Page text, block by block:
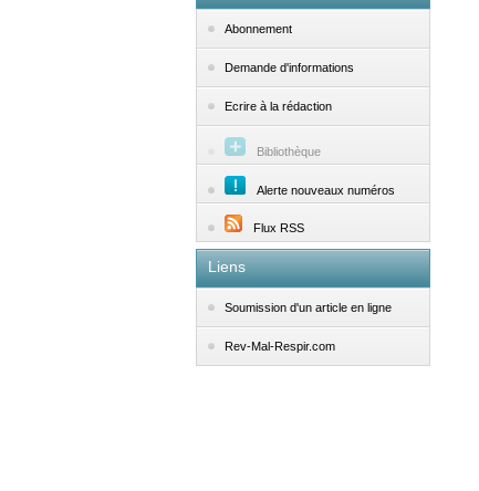
Abonnement
Demande d'informations
Ecrire à la rédaction
Bibliothèque
Alerte nouveaux numéros
Flux RSS
Liens
Soumission d'un article en ligne
Rev-Mal-Respir.com